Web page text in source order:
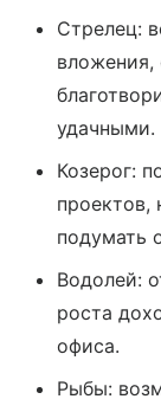
Стрелец:
вложения,
удачными.
Козерог:
проектов,
подумать
Водолей:
роста
офиса.
Рыбы: